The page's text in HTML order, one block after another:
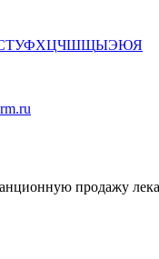
ТУФХЦЧШЩЫЭЮЯ
продажу